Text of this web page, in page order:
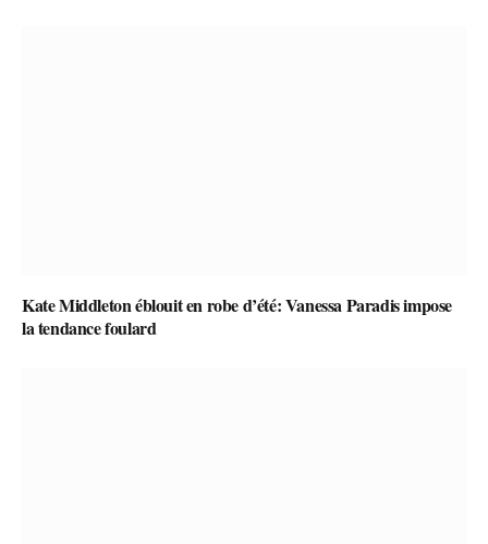
Kate Middleton éblouit en robe d’été: Vanessa Paradis impose
la tendance foulard